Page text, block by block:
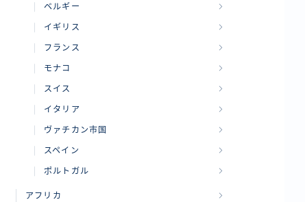
ベルギー
イギリス
フランス
モナコ
スイス
イタリア
ヴァチカン市国
スペイン
ポルトガル
アフリカ